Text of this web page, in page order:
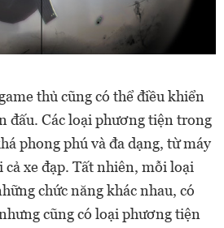
thủ cũng có thể điều khiển
đấu. Các loại phương tiện trong
phong phú và đa dạng, từ máy
cả xe đạp. Tất nhiên, mỗi loại
chức năng khác nhau, có
cũng có loại phương tiện